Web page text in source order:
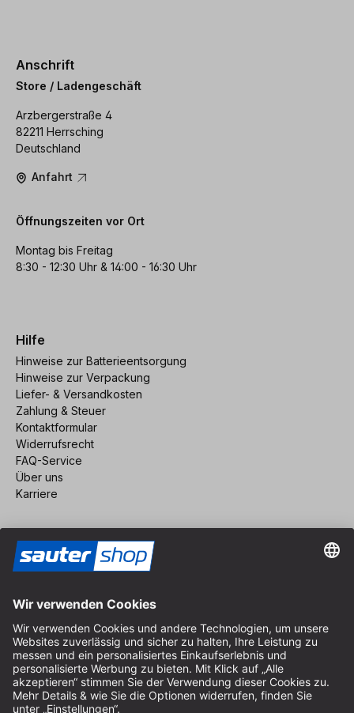
Anschrift
Store / Ladengeschäft
Arzbergerstraße 4
82211 Herrsching
Deutschland
Anfahrt
Öffnungszeiten vor Ort
Montag bis Freitag
8:30 - 12:30 Uhr & 14:00 - 16:30 Uhr
Hilfe
Hinweise zur Batterieentsorgung
Hinweise zur Verpackung
Liefer- & Versandkosten
Zahlung & Steuer
Kontaktformular
Widerrufsrecht
FAQ-Service
Über uns
Karriere
Impressum
AGB
Datenschutz
Cookie-Einstellungen